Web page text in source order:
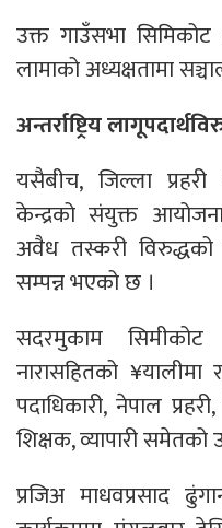
उक्त गाउँसभा
लामाको अध्यक्षतामा
अन्तर्राष्ट्रिय
यसैबीच, जिल्ला
केन्द्रको संयुक्त
अवैध तस्करी विरुद्धको
सम्पन्न भएको छ ।
सदरमुकाम सिमीकोट
नारासहितको
पदाधिकारी, नेपाल
शिक्षक, व्यापारी समेतको
प्रजिअ माधवप्रसाद